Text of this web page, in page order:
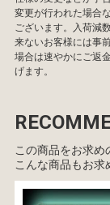
変更が行われた場合
ございます。入荷減
来ないお客様には事
場合は速やかにご返
げます。
この商品をお求め
こんな商品もお求